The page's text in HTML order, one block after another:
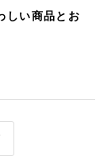
しい商品とお